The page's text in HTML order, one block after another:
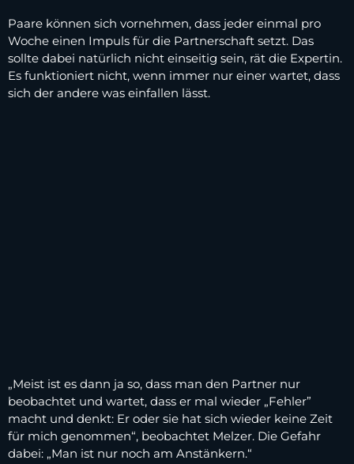
Paare können sich vornehmen, dass jeder einmal pro
Woche einen Impuls für die Partnerschaft setzt. Das
sollte dabei natürlich nicht einseitig sein, rät die Expertin.
Es funktioniert nicht, wenn immer nur einer wartet, dass
sich der andere was einfallen lässt.
„Meist ist es dann ja so, dass man den Partner nur
beobachtet und wartet, dass er mal wieder „Fehler”
macht und denkt: Er oder sie hat sich wieder keine Zeit
für mich genommen“, beobachtet Melzer. Die Gefahr
dabei: „Man ist nur noch am Anstänkern.“